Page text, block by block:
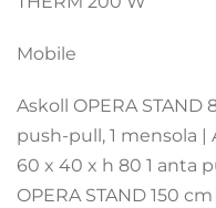
Mobile
Askoll OPERA STAND
push-pull, 1 mensola |
60 x 40 x h 80 1 anta
OPERA STAND 150